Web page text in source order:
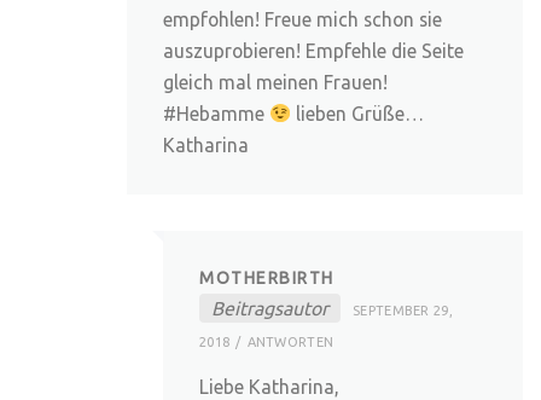
empfohlen! Freue mich schon sie
auszuprobieren! Empfehle die Seite
gleich mal meinen Frauen!
#Hebamme
lieben Grüße…
Katharina
MOTHERBIRTH
Beitragsautor SEPTEMBER 29,
2018 ANTWORTEN
Liebe Katharina,